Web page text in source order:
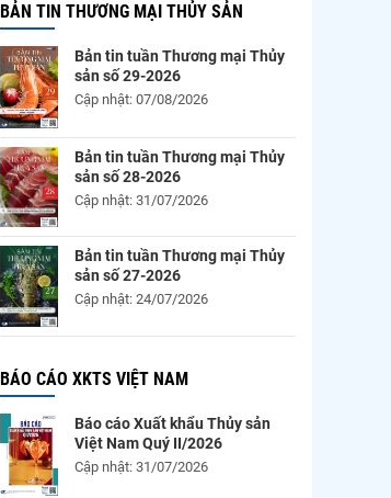
BẢN TIN THƯƠNG MẠI THỦY SẢN
Bản tin tuần Thương mại Thủy
sản số 29-2026
Cập nhật: 07/08/2026
Bản tin tuần Thương mại Thủy
sản số 28-2026
Cập nhật: 31/07/2026
Bản tin tuần Thương mại Thủy
sản số 27-2026
Cập nhật: 24/07/2026
BÁO CÁO XKTS VIỆT NAM
Báo cáo Xuất khẩu Thủy sản
Việt Nam Quý II/2026
Cập nhật: 31/07/2026